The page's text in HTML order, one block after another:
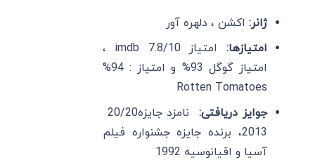
ژانر: اکشن ، دلهره آور
امتیازها:
امتیاز imdb 7.8/10 ،
امتیاز گوگل 93% و امتیاز : 94%
Rotten Tomatoes
جوایز دریافتی:
2013، برنده جایزه جشنواره فیلم
آسیا و اقیانوسیه 1992